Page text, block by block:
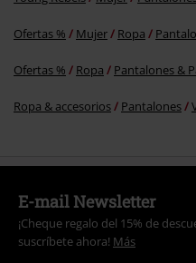
Ofertas % Mujer Ropa
Ofertas % Ropa Pantalones &
Ropa & accesorios Pantalones
E-mail Newsletter
¡Cheque regalo del 15% de
suscríbete ahora! Más